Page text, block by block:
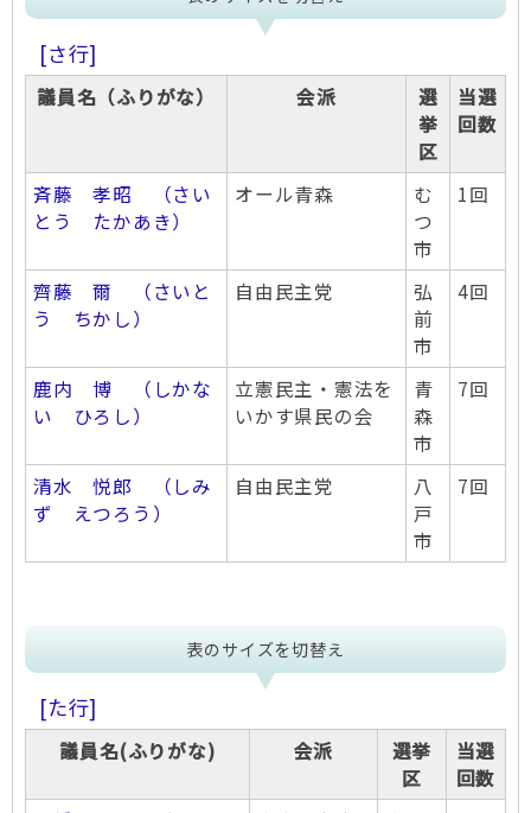
[さ行]
議員名（ふりがな） 会派
選
挙
区
当選
回数
斉藤 孝昭 （さい
とう たかあき）
オール青森
む
つ
市
1回
齊藤 爾 （さいと
う ちかし）
自由民主党
弘
前
市
4回
鹿内 博 （しかな
い ひろし）
立憲民主・憲法を
いかす県民の会
青
森
市
7回
清水 悦郎 （しみ
ず えつろう）
自由民主党
八
戸
市
7回
表のサイズを切替え
[た行]
議員名(ふりがな) 会派
選挙
区
当選
回数